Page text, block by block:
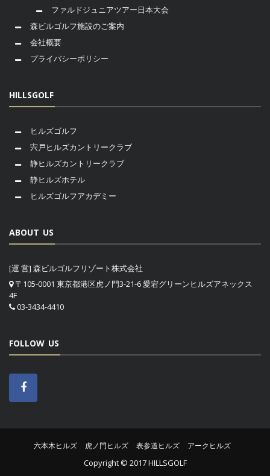
ファルドジュニアツアー日本大会
森ビルゴルフ施設のご案内
会社概要
プライバシーポリシー
HILLSGOLF
ヒルズゴルフ
宍戸ヒルズカントリークラブ
静ヒルズカントリークラブ
静ヒルズホテル
ヒルズゴルフアカデミー
ABOUT US
[運 営] 森ビルゴルフリゾート株式会社
〒105-0001 東京都港区虎ノ門3-21-6 愛宕グリーンヒルズアネックス
4F
03-3434-4410
FOLLOW US
六本木ヒルズ 虎ノ門ヒルズ 表参道ヒルズ アークヒルズ
Copyright © 2017 HILLSGOLF